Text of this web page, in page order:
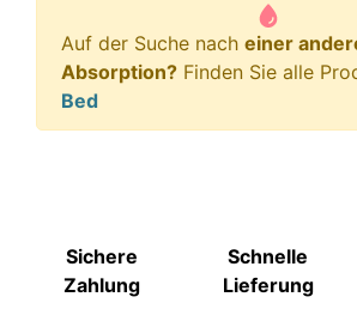
Auf der Suche nach einer
Absorption? Finden Sie alle
Bed
Sichere
Zahlung
Schnelle
Lieferung